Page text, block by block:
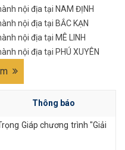
nội địa tại NAM ĐỊNH
nội địa tại BẮC KẠN
nội địa tại MÊ LINH
nội địa tại PHÚ XUYÊN
Thông báo
Giáp chương trình "Giải